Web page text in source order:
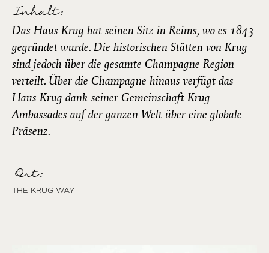
Inhalt:
Das Haus Krug hat seinen Sitz in Reims, wo es 1843
gegründet wurde. Die historischen Stätten von Krug
sind jedoch über die gesamte Champagne-Region
verteilt. Über die Champagne hinaus verfügt das
Haus Krug dank seiner Gemeinschaft Krug
Ambassades auf der ganzen Welt über eine globale
Präsenz.
Ort:
THE KRUG WAY